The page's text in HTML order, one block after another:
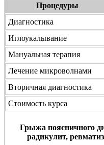
Процедуры
Диагностика
Иглоукалывание
Мануальная терапия
Лечение микроволнами
Вторичная диагностика
Стоимость курса
Грыжа поясничного
радикулит,